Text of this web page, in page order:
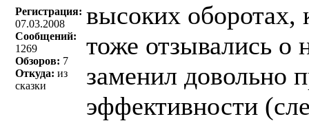
Регистрация:
07.03.2008
Сообщений:
1269
Обзоров: 7
Откуда: из
сказки
высоких оборотах,
тоже отзывались о
заменил довольно
эффективности